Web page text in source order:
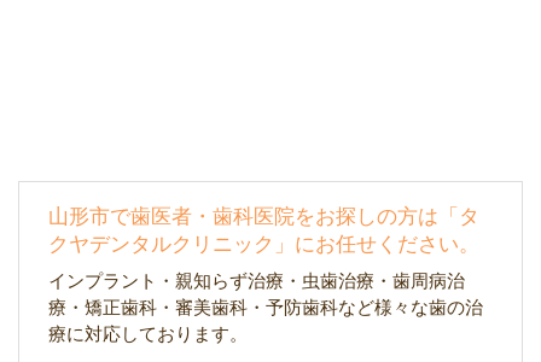
山形市で歯医者・歯科医院をお探しの方は「タ
クヤデンタルクリニック」にお任せください。
インプラント・親知らず治療・虫歯治療・歯周病治
療・矯正歯科・審美歯科・予防歯科など様々な歯の治
療に対応しております。